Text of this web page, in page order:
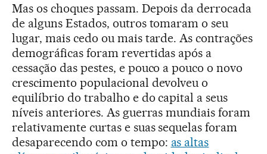
Mas os choques passam. Depois da derrocada
de alguns Estados, outros tomaram o seu
lugar, mais cedo ou mais tarde. As contrações
demográficas foram revertidas após a
cessação das pestes, e pouco a pouco o novo
crescimento populacional devolveu o
equilíbrio do trabalho e do capital a seus
níveis anteriores. As guerras mundiais foram
relativamente curtas e suas sequelas foram
desaparecendo com o tempo: as altas